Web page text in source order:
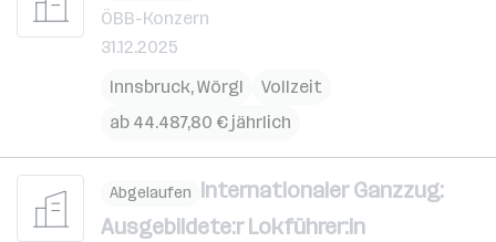
ÖBB-Konzern
31.12.2025
Innsbruck,Wörgl
Vollzeit
ab 44.487,80 € jährlich
Abgelaufen Internationaler Ganzzug:
Ausgebildete:r Lokführer:in